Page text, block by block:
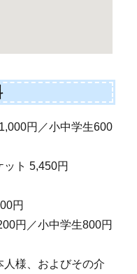
円／小中学生600
ト 5,450円
円
円／小中学生800円
様、およびその介